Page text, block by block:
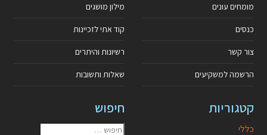
מומחים עונים
כנסים
צור קשר
הרשמה למשקיעים
מילון מושגים
קוד אתי לזכיינות
רשיונות והיתרים
שאלות ותשובות
קטגוריות
כללי
חיפוש